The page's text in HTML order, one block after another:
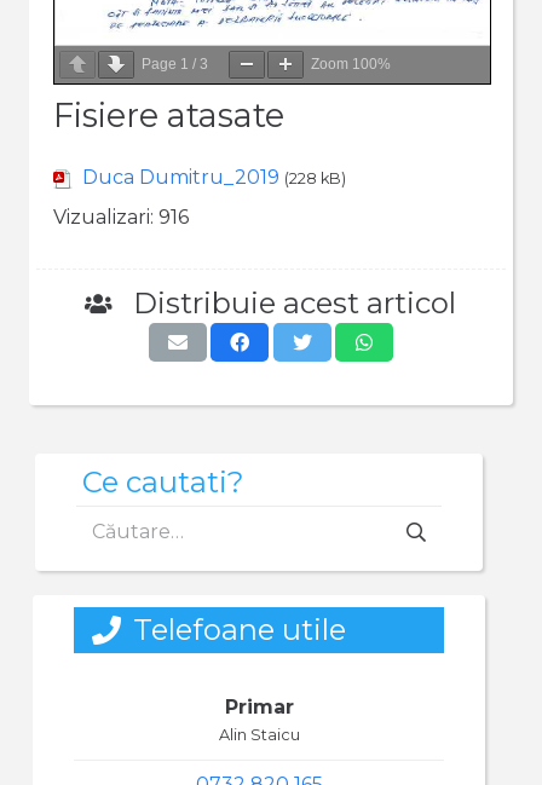
Page 1 / 3 Zoom 100%
Fisiere atasate
Duca Dumitru_2019 (228 kB)
Vizualizari: 916
Distribuie acest articol
Ce cautati?
după:
Telefoane utile
Primar
Alin Staicu